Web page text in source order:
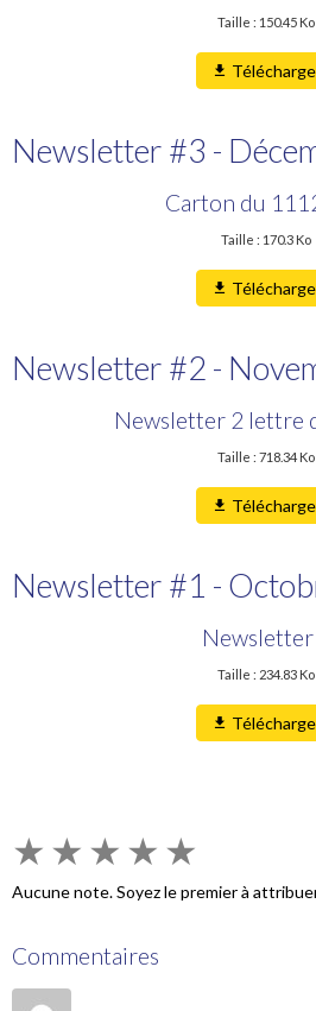
Taille : 150.45 Ko
Newsletter #3 -
Carton du
Taille : 170.3 Ko
Newsletter #2 -
Newsletter 2 lettre
Taille : 718.34 Ko
Newsletter #1 -
Newsletter
Taille : 234.83 Ko
★ ★ ★ ★ ★
Aucune note. Soyez le premier à
Commentaires